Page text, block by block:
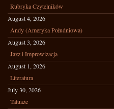
Rubryka Czytelników
August 4, 2026
Andy (Ameryka Południowa)
August 3, 2026
Jazz i Improwizacja
August 1, 2026
Literatura
July 30, 2026
Tatuaże